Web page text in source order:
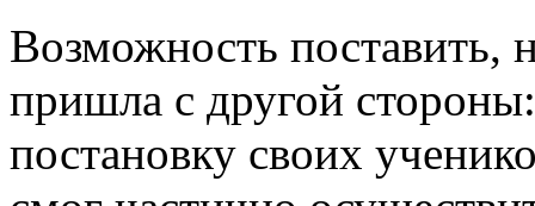
Возможность поставить,
пришла с другой
постановку своих